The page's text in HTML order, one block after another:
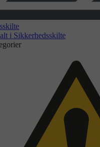
i Sikkerhedsskilte